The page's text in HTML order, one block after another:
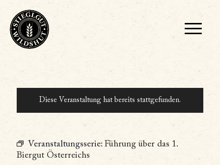
Diese Veranstaltung hat bereits stattgefunden.
Veranstaltungsserie: Führung über das 1.
Biergut Österreichs